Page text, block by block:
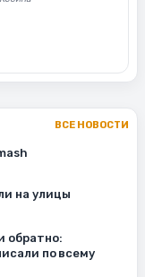
ВСЕ НОВОСТИ
на улицы
обратно:
по всему